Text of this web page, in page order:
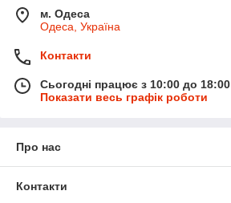
м. Одеса
Одеса, Україна
Контакти
Сьогодні працює з 10:00 до 18:00
Показати весь графік роботи
Про нас
Контакти